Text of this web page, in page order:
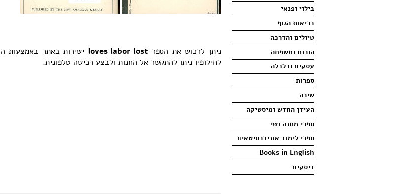
בילוי ופנאי
בריאות הגוף
טיולים והדרכה
הורות ומשפחה
עסקים וכלכלה
ספרות
שירה
העידן החדש ומיסטיקה
ספרי מתנה ושי
ספרי לימוד אוניברסיטאים
Books in English
דיסקים
ניתן לרכוש את הספר loves labor lost ישירות באתר באמצעות
לחילופין ניתן להתקשר אל החנות ולבצע רכישה טלפונית.